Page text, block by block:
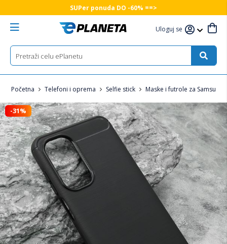
SUPer ponuda DO -60% ==>
Uloguj se
Početna Telefoni i oprema Selfie stick Maske i futrole za Samsung
-31%